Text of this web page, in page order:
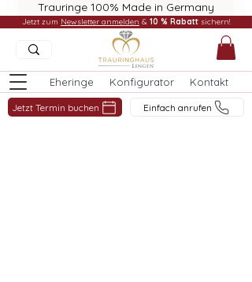
Trauringe 100% Made in Germany
Eheringe Konfigurator Kontakt
Jetzt Termin buchen Einfach anrufen
Jetzt zum Newsletter anmelden & 10 % Rabatt sichern!